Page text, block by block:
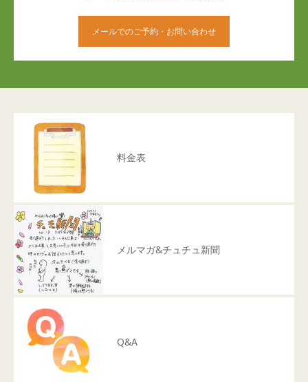
メールでのご予約・お問い合わせ
料金表
メルマガ&チュチュ新聞
Q&A